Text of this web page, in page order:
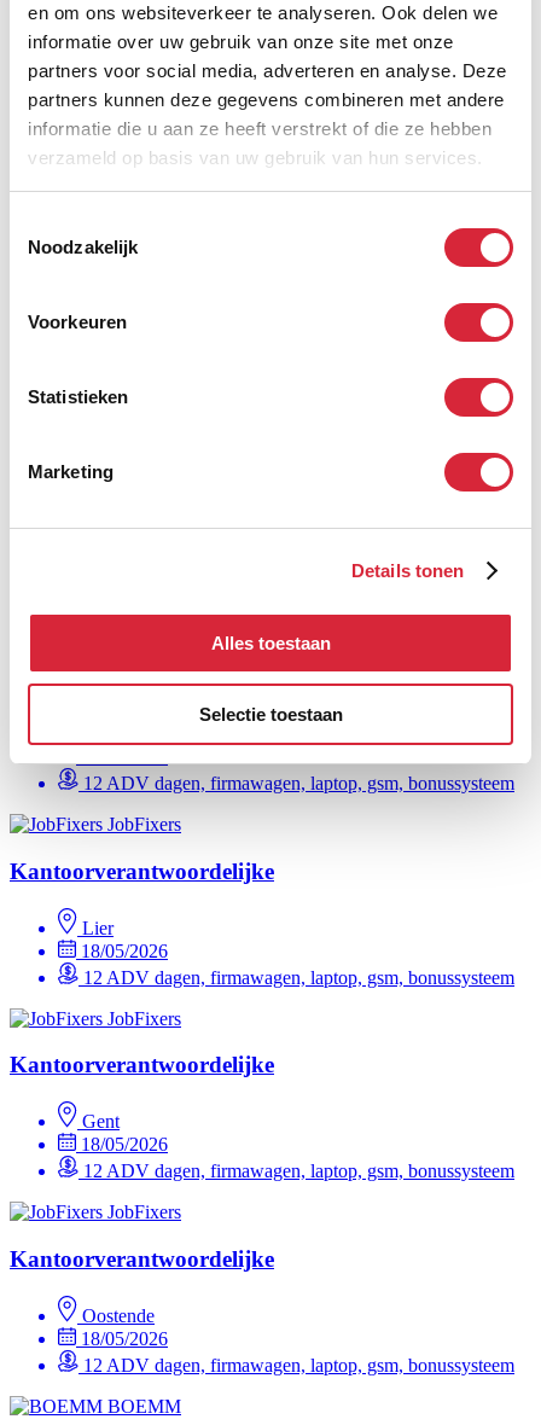
en om ons websiteverkeer te analyseren. Ook delen we
informatie over uw gebruik van onze site met onze
partners voor social media, adverteren en analyse. Deze
partners kunnen deze gegevens combineren met andere
informatie die u aan ze heeft verstrekt of die ze hebben
verzameld op basis van uw gebruik van hun services.
Noodzakelijk
Voorkeuren
Statistieken
Marketing
Details tonen
Alles toestaan
Selectie toestaan
12 ADV dagen, firmawagen, laptop, gsm
JobFixers
Kantoorverantwoordelijke
Geel
JobFixers
12 ADV dagen, firmawagen, laptop, gsm
Kantoorverantwoordelijke
Kantoorverantwoordelijke
12 ADV dagen, firmawagen, laptop, gsm, bonussysteem
JobFixers
Kantoorverantwoordelijke
Lier
18/05/2026
12 ADV dagen, firmawagen, laptop, gsm, bonussysteem
JobFixers
Kantoorverantwoordelijke
Gent
18/05/2026
12 ADV dagen, firmawagen, laptop, gsm, bonussysteem
JobFixers
Kantoorverantwoordelijke
Oostende
18/05/2026
12 ADV dagen, firmawagen, laptop, gsm, bonussysteem
BOEMM